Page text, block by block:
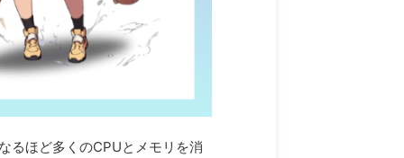
るほど多くのCPUとメモリを消